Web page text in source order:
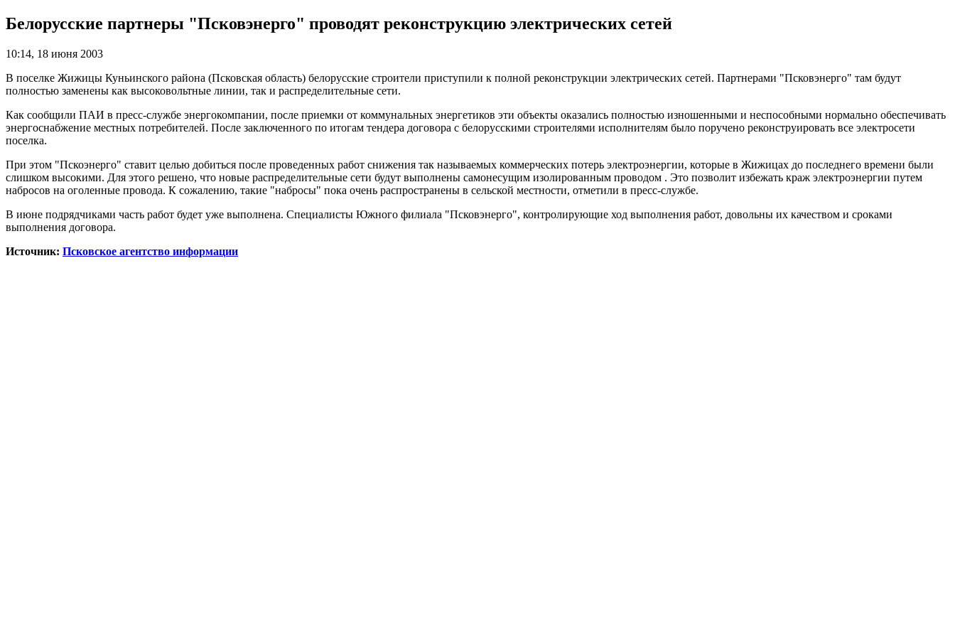
Белорусские партнеры "Псковэнерго" проводят реконструкцию электрических сетей
10:14, 18 июня 2003
В поселке Жижицы Куньинского района (Псковская область) белорусские строители приступили к полной реконструкции электрических сетей. Партнерами "Псковэнерго" там будут
полностью заменены как высоковольтные линии, так и распределительные сети.
Как сообщили ПАИ в пресс-службе энергокомпании, после приемки от коммунальных энергетиков эти объекты оказались полностью изношенными и неспособными нормально обеспечивать
энергоснабжение местных потребителей. После заключенного по итогам тендера договора с белорусскими строителями исполнителям было поручено реконструировать все электросети
поселка.
При этом "Пскоэнерго" ставит целью добиться после проведенных работ снижения так называемых коммерческих потерь электроэнергии, которые в Жижицах до последнего времени были
слишком высокими. Для этого решено, что новые распределительные сети будут выполнены самонесущим изолированным проводом . Это позволит избежать краж электроэнергии путем
набросов на оголенные провода. К сожалению, такие "набросы" пока очень распространены в сельской местности, отметили в пресс-службе.
В июне подрядчиками часть работ будет уже выполнена. Специалисты Южного филиала "Псковэнерго", контролирующие ход выполнения работ, довольны их качеством и сроками
выполнения договора.
Источник: Псковское агентство информации